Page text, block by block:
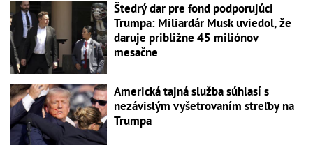
Štedrý dar pre fond podporujúci
Trumpa: Miliardár Musk uviedol, že
daruje približne 45 miliónov
mesačne
Americká tajná služba súhlasí s
nezávislým vyšetrovaním streľby na
Trumpa